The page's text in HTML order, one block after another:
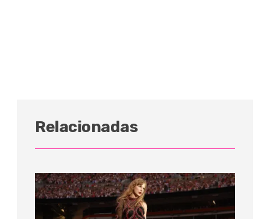
Relacionadas